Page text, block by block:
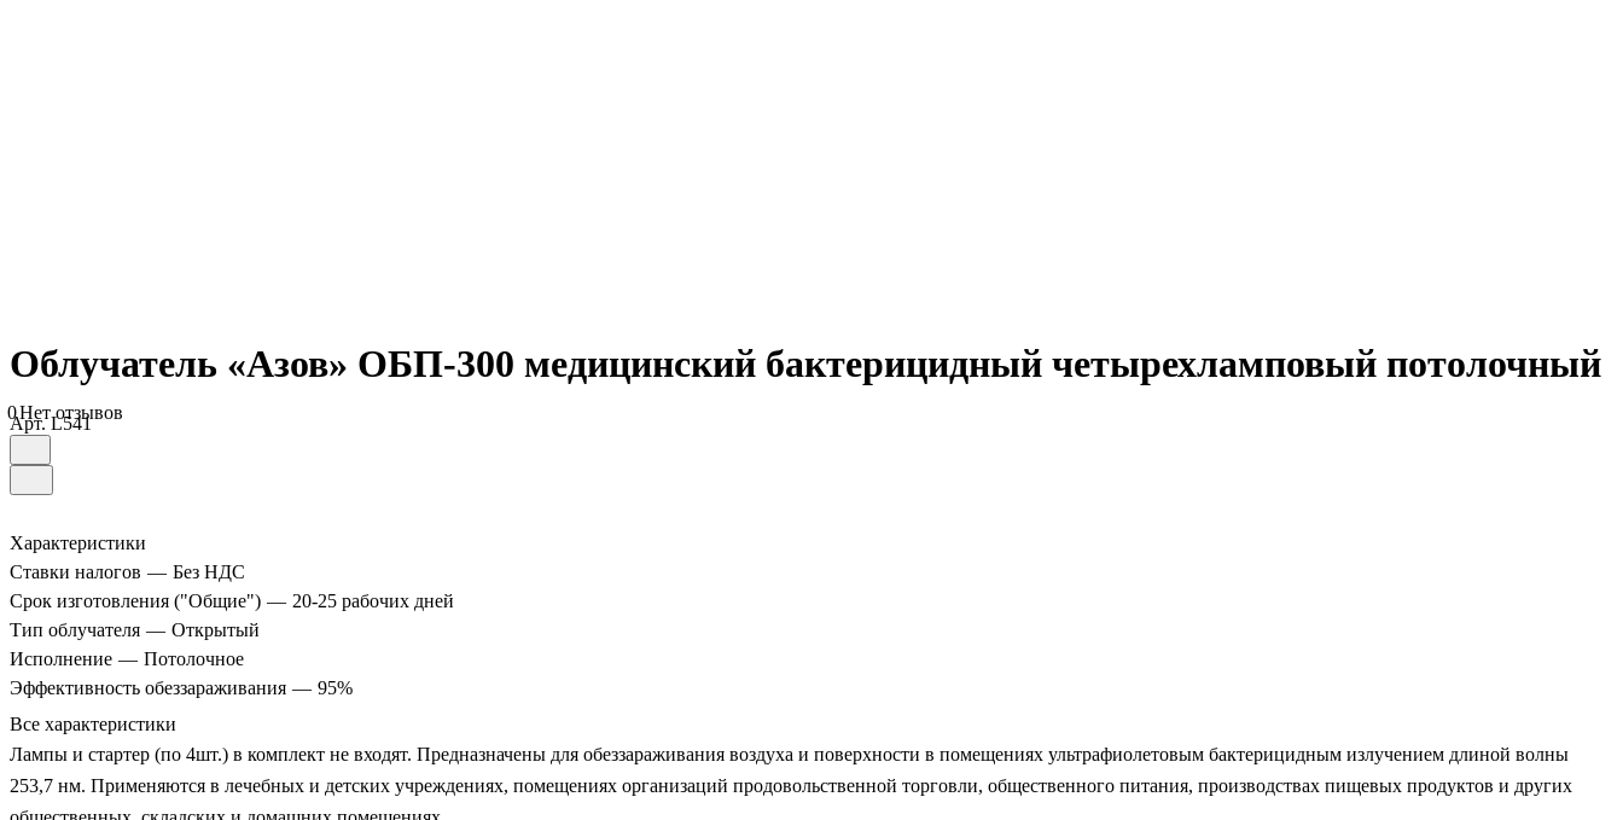
Облучатель «Азов» ОБП-300 медицинский бактерицидный четырехламповый потолочный
0Нет отзывов
Арт.L541
Характеристики
Ставки налогов — Без НДС
Срок изготовления ("Общие") — 20-25 рабочих дней
Тип облучателя — Открытый
Исполнение — Потолочное
Эффективность обеззараживания — 95%
Все характеристики
Лампы и стартер (по 4шт.) в комплект не входят. Предназначены для обеззараживания воздуха и поверхности в помещениях ультрафиолетовым бактерицидным излучением длиной волны
253,7 нм. Применяются в лечебных и детских учреждениях, помещениях организаций продовольственной торговли, общественного питания, производствах пищевых продуктов и других